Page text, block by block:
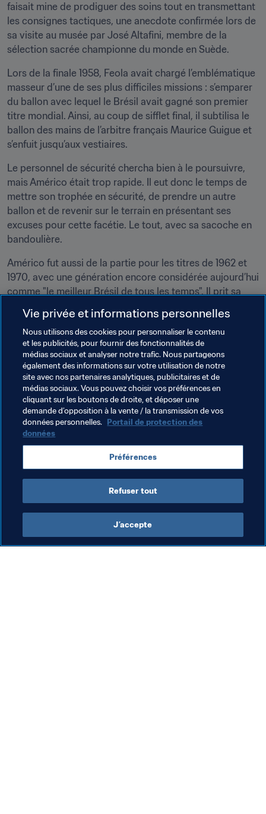
faisait mine de prodiguer des soins tout en transmettant
les consignes tactiques, une anecdote confirmée lors de
sa visite au musée par José Altafini, membre de la
sélection sacrée championne du monde en Suède.
Lors de la finale 1958, Feola avait chargé l’emblématique
masseur d’une de ses plus difficiles missions : s’emparer
du ballon avec lequel le Brésil avait gagné son premier
titre mondial. Ainsi, au coup de sifflet final, il subtilisa le
ballon des mains de l’arbitre français Maurice Guigue et
s’enfuit jusqu’aux vestiaires.
Le personnel de sécurité chercha bien à le poursuivre,
mais Américo était trop rapide. Il eut donc le temps de
mettre son trophée en sécurité, de prendre un autre
ballon et de revenir sur le terrain en présentant ses
excuses pour cette facétie. Le tout, avec sa sacoche en
bandoulière.
Américo fut aussi de la partie pour les titres de 1962 et
1970, avec une génération encore considérée aujourd’hui
comme "le meilleur Brésil de tous les temps". Il prit sa
politique, avec succès d’ailleurs puisqu’il fut élu au
conseil municipal de São Paulo en 1976 – sans pour
autant oublier de soigner avec la même dévotion les
professionnels comme les quidams à l’Instituto de
Fisioterapia du nord de São Paulo.
Voici donc un condensé de la grande carrière de Mario
Américo, qui nous a quittés le 9 avril 1990 à l’âge de 77
ans. Un homme qui arpenta à vitesse grand V les
pelouses de sept Coupes du Monde en tant que
masseur... et bien plus encore...
Vie privée et informations personnelles
Nous utilisons des cookies pour personnaliser le contenu
et les publicités, pour fournir des fonctionnalités de
médias sociaux et analyser notre trafic. Nous partageons
également des informations sur votre utilisation de notre
site avec nos partenaires analytiques, publicitaires et de
médias sociaux. Vous pouvez choisir vos préférences en
cliquant sur les boutons de droite, et déposer une
demande d’opposition à la vente / la transmission de vos
données personnelles. Portail de protection des
données
Préférences
Refuser tout
J’accepte